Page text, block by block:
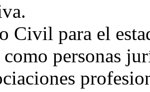
Civil para el
personas